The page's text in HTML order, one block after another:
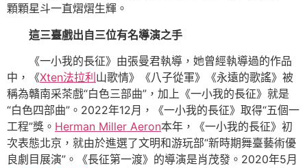
顆顆星斗一直熠熠生輝。
這三臺戲出自三位有名導演之手
《一小我的長征》由張曼君執導，她曾經執導過的作品
中，《Xten法拉利 山歌情》《八子從軍》《永遠的歌謠》被
稱為贛南采茶戲“白色三部曲”，加上《一小我的長征》就是
“白色四部曲”。2022年12月，《一小我的長征》取得“五個一
工程”獎。 Herman Miller Aeron本年，《一小我的長征》初
次表態北京，就由於進選了文明和游玩部“新時期舞臺藝術優
良劇目展演”。《長征第一渡》的導演是肖茂發。2020年5月